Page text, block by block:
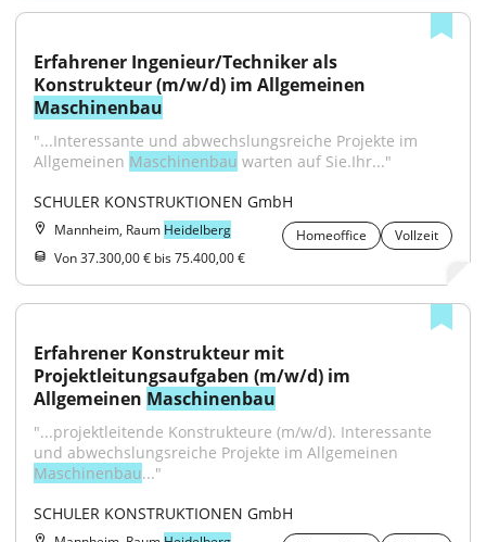
Erfahrener Ingenieur/Techniker als
Maschinenbau
"...Interessante und abwechslungsreiche Projekte im
Allgemeinen Maschinenbau warten auf Sie.Ihr..."
SCHULER KONSTRUKTIONEN GmbH
Mannheim, Raum Heidelberg Homeoffice
Vollzeit
Von 37.300,00 € bis 75.400,00 €
Erfahrener Konstrukteur mit
Projektleitungsaufgaben (m/w/d) im
Allgemeinen Maschinenbau
"...projektleitende Konstrukteure (m/w/d). Interessante
Maschinenbau..."
SCHULER KONSTRUKTIONEN GmbH